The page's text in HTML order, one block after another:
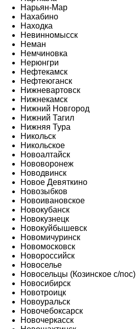
Нарьян-Мар
Нахабино
Находка
Невинномысск
Неман
Немчиновка
Нерюнгри
Нефтекамск
Нефтеюганск
Нижневартовск
Нижнекамск
Нижний Новгород
Нижний Тагил
Нижняя Тура
Никольск
Никольское
Новоалтайск
Нововоронеж
Новодвинск
Новое Девяткино
Новозыбков
Новоивановское
Новокубанск
Новокузнецк
Новокуйбышевск
Новомичуринск
Новомосковск
Новороссийск
Новоселье
Новосельцы (Козинское с/пос)
Новосибирск
Новотроицк
Новоуральск
Новочебоксарск
Новочеркасск